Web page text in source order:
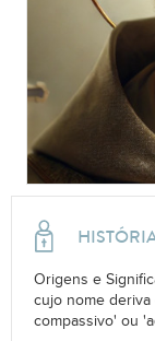
Origens e
cujo nome
compassivo' ou